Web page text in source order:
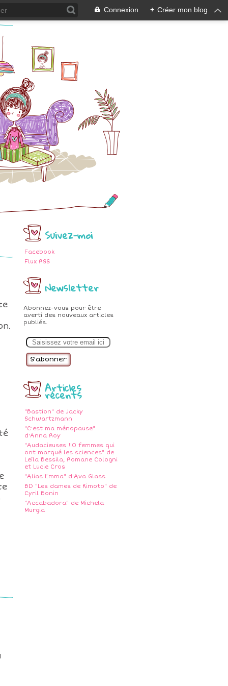
Connexion + Créer mon blog
Suivez-moi
Facebook
Flux RSS
Newsletter
Abonnez-vous pour être
averti des nouveaux articles
publiés.
m
Articles
récents
"Bastion" de Jacky
Schwartzmann
"C'est ma ménopause"
d'Anna Roy
"Audacieuses !10 femmes qui
ont marqué les sciences" de
Leïla Bessila, Romane Cologni
et Lucie Cros
"Alias Emma" d'Ava Glass
BD "Les dames de Kimoto" de
Cyril Bonin
"Accabadora" de Michela
Murgia